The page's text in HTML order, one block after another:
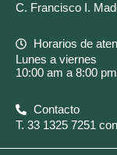
C. Francisco I.
Horarios de
Lunes a viernes
10:00 am a 8:00 pm
Contacto
T. 33 1325 7251